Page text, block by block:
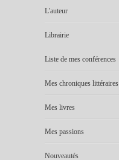
L'auteur
Librairie
Liste de mes conférences
Mes chroniques littéraires
Mes livres
Mes passions
Nouveautés